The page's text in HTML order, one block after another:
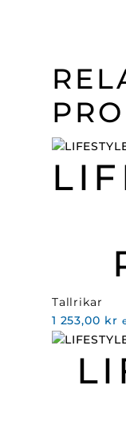
Tallrikar
1 253,00 kr